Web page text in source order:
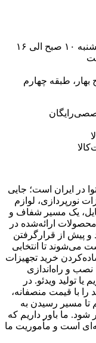
شنبه تا چهارشنبه ۱۰ صبح الی ۶ عصر و پنجشنبه ۱۰ صبح الی ۱۶
بهار، طبقه چهارم
در ایران است؛ جایی
نورپردازی، لوازم
یک مسیر شفاف و
ارائه‌شده در
و پیش از قرارگرفتن
می‌شوند تا انتخابی
خرید تجهیزات
نصب و راه‌اندازی
تولید ویدئو. در
را با قیمت منصفانه،
مسیر رسیدن به
شود. ما باور داریم که
است و مأموریت ما